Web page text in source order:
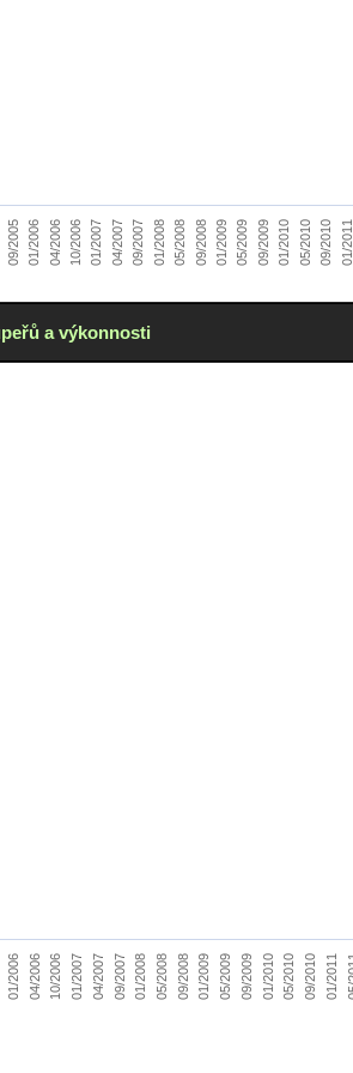
09/2005 01/2006 04/2006 10/2006 01/2007 04/2007 09/2007 01/2008 05/2008 09/2008 01/2009 05/2009 09/2009 01/2010 05/2010 09/2010 01/2011
a výkonnosti
01/2006 04/2006 10/2006 01/2007 04/2007 09/2007 01/2008 05/2008 09/2008 01/2009 05/2009 09/2009 01/2010 05/2010 09/2010 01/2011